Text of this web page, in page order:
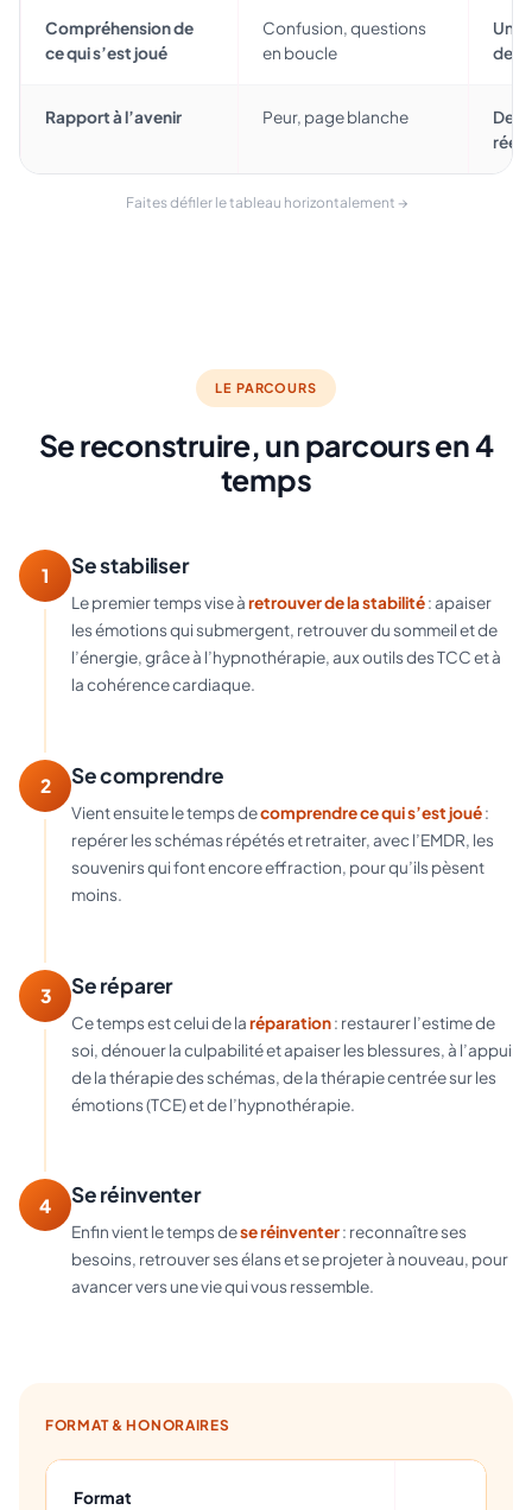
Compréhension de
ce qui s’est joué
Confusion, questions
en boucle
Une
des
Rapport à l’avenir Peur, page blanche
Des
Faites défiler le tableau horizontalement →
LE PARCOURS
Se reconstruire, un parcours en 4
temps
1 Se stabiliser
Le premier temps vise àretrouver de la stabilité: apaiser
les émotions qui submergent, retrouver du sommeil et de
l’énergie, grâce à l’hypnothérapie, aux outils des TCC et à
la cohérence cardiaque.
2 Se comprendre
Vient ensuite le temps decomprendre ce qui s’est joué:
repérer les schémas répétés et retraiter, avec l’EMDR, les
souvenirs qui font encore effraction, pour qu’ils pèsent
moins.
3 Se réparer
Ce temps est celui de laréparation: restaurer l’estime de
soi, dénouer la culpabilité et apaiser les blessures, à l’appui
de la thérapie des schémas, de la thérapie centrée sur les
émotions (TCE) et de l’hypnothérapie.
4 Se réinventer
Enfin vient le temps dese réinventer: reconnaître ses
besoins, retrouver ses élans et se projeter à nouveau, pour
avancer vers une vie qui vous ressemble.
FORMAT & HONORAIRES
Format